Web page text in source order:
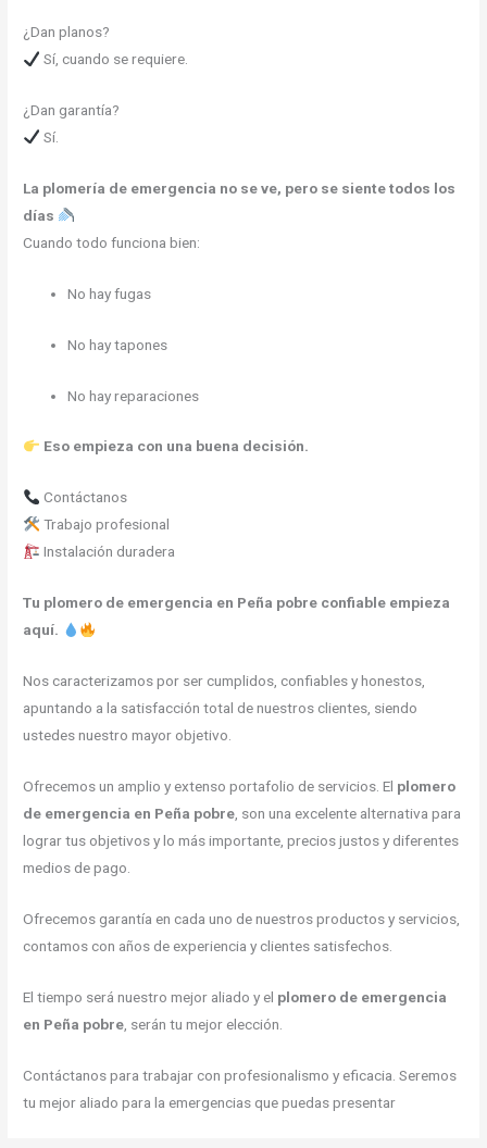
¿Dan planos?
Sí, cuando se requiere.
¿Dan garantía?
Sí.
La plomería de emergencia no se ve, pero se siente todos los
días
Cuando todo funciona bien:
No hay fugas
No hay tapones
No hay reparaciones
Eso empieza con una buena decisión.
Contáctanos
Trabajo profesional
Instalación duradera
Tu plomero de emergencia en Peña pobre confiable empieza
aquí.
Nos caracterizamos por ser cumplidos, confiables y honestos,
apuntando a la satisfacción total de nuestros clientes, siendo
ustedes nuestro mayor objetivo.
Ofrecemos un amplio y extenso portafolio de servicios. El plomero
de emergencia en Peña pobre , son una excelente alternativa para
lograr tus objetivos y lo más importante, precios justos y diferentes
medios de pago.
Ofrecemos garantía en cada uno de nuestros productos y servicios,
contamos con años de experiencia y clientes satisfechos.
El tiempo será nuestro mejor aliado y el plomero de emergencia
en Peña pobre , serán tu mejor elección.
Contáctanos para trabajar con profesionalismo y eficacia. Seremos
tu mejor aliado para la emergencias que puedas presentar